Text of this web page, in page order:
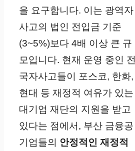
을 요구합니다. 이는 광역자
사고의 법인 전입금 기준
(3~5%)보다 4배 이상 큰 규
모입니다. 현재 운영 중인 전
국자사고들이 포스코, 한화,
현대 등 재정적 여유가 있는
대기업 재단의 지원을 받고
있다는 점에서, 부산 금융공
기업들의 안정적인 재정적